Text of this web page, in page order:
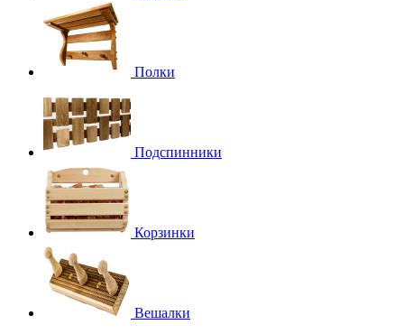
Полки
Подспинники
Корзинки
Вешалки